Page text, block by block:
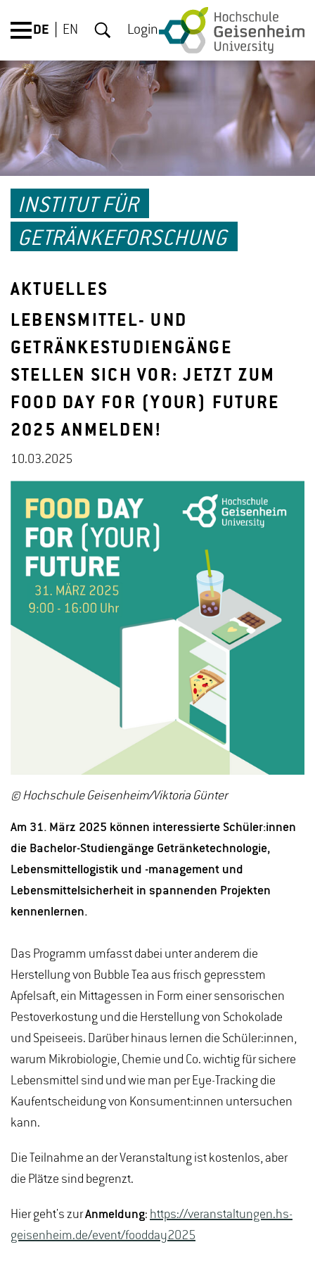
DE EN Login
INSTITUT FÜR
GETRÄNKEFORSCHUNG
AKTUELLES
LEBENSMITTEL- UND
GETRÄNKESTUDIENGÄNGE
STELLEN SICH VOR: JETZT ZUM
FOOD DAY FOR (YOUR) FUTURE
2025 ANMELDEN!
10.03.2025
© Hochschule Geisenheim/Viktoria Günter
Am 31. März 2025 können interessierte Schüler:innen
die Bachelor-Studiengänge Getränketechnologie,
Lebensmittellogistik und -management und
Lebensmittelsicherheit in spannenden Projekten
kennenlernen.
Das Programm umfasst dabei unter anderem die
Herstellung von Bubble Tea aus frisch gepresstem
Apfelsaft, ein Mittagessen in Form einer sensorischen
Pestoverkostung und die Herstellung von Schokolade
und Speiseeis. Darüber hinaus lernen die Schüler:innen,
warum Mikrobiologie, Chemie und Co. wichtig für sichere
Lebensmittel sind und wie man per Eye-Tracking die
Kaufentscheidung von Konsument:innen untersuchen
kann.
Die Teilnahme an der Veranstaltung ist kostenlos, aber
die Plätze sind begrenzt.
Hier geht's zurAnmeldung: https://veranstaltungen.hs-
geisenheim.de/event/foodday2025